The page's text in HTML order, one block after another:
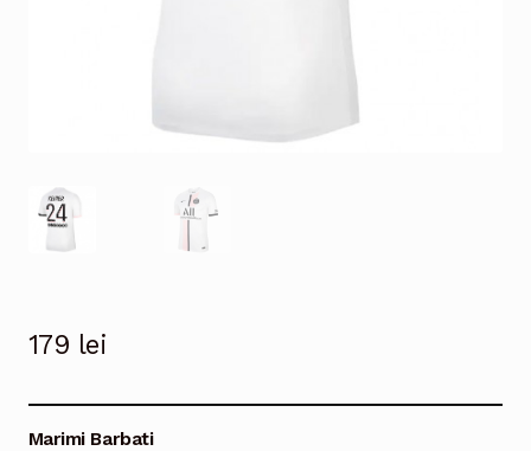
179 lei
Marimi Barbati